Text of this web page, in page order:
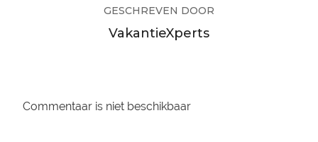
GESCHREVEN DOOR
VakantieXperts
Commentaar is niet beschikbaar